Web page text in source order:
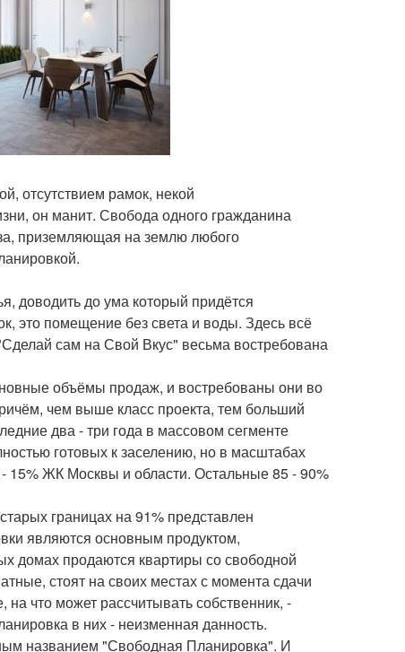
отсутствием рамок, некой
он манит. Свобода одного гражданина
приземляющая на землю любого
доводить до ума который придётся
это помещение без света и воды. Здесь всё
сам на Свой Вкус" весьма востребована
объёмы продаж, и востребованы они во
чем выше класс проекта, тем больший
два - три года в массовом сегменте
готовых к заселению, но в масштабах
15% ЖК Москвы и области. Остальные 85 - 90%
границах на 91% представлен
являются основным продуктом,
домах продаются квартиры со свободной
стоят на своих местах с момента сдачи
что может рассчитывать собственник, -
в них - неизменная данность.
названием "Свободная Планировка". И